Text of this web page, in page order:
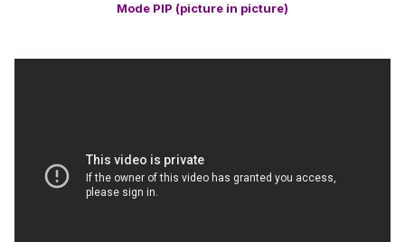
Mode PIP (picture in picture)